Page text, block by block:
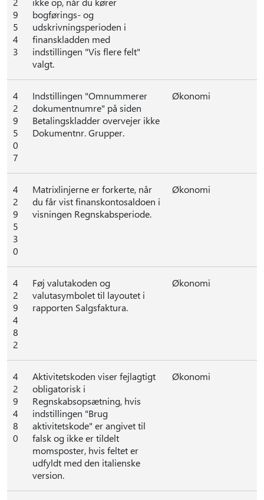
9
5
4
3
bogførings- og
udskrivningsperioden i
finanskladden med
indstillingen "Vis flere felt"
valgt.
4
2
9
5
0
7
Indstillingen "Omnummerer
dokumentnumre" på siden
Betalingskladder overvejer ikke
Dokumentnr. Grupper.
Økonomi
4
2
9
5
3
0
Matrixlinjerne er forkerte, når
du får vist finanskontosaldoen i
visningen Regnskabsperiode.
Økonomi
4
2
9
4
8
2
Føj valutakoden og
valutasymbolet til layoutet i
rapporten Salgsfaktura.
Økonomi
4
2
9
4
8
0
Aktivitetskoden viser fejlagtigt
obligatorisk i
Regnskabsopsætning, hvis
indstillingen "Brug
aktivitetskode" er angivet til
falsk og ikke er tildelt
momsposter, hvis feltet er
udfyldt med den italienske
version.
Økonomi